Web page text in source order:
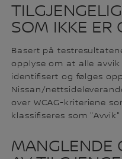
SOM IKKE ER
Basert på
opplyse om at alle
identifisert og følges
Nissan/
over WCAG-kriteriene
klassifiseres som "Avvik"
MANGLENDE